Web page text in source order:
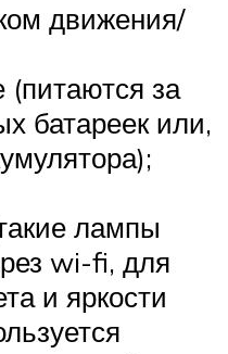
движения/
(питаются за
батареек или,
лампы
wi-fi, для
и яркости